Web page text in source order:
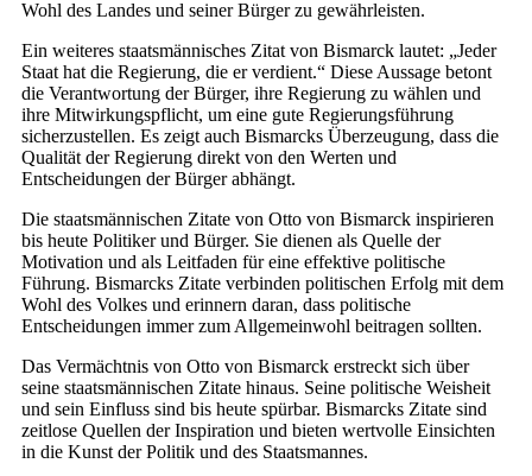
Wohl des Landes und seiner Bürger zu gewährleisten.
Ein weiteres staatsmännisches Zitat von Bismarck lautet: „Jeder
Staat hat die Regierung, die er verdient.“ Diese Aussage betont
die Verantwortung der Bürger, ihre Regierung zu wählen und
ihre Mitwirkungspflicht, um eine gute Regierungsführung
sicherzustellen. Es zeigt auch Bismarcks Überzeugung, dass die
Qualität der Regierung direkt von den Werten und
Entscheidungen der Bürger abhängt.
Die staatsmännischen Zitate von Otto von Bismarck inspirieren
bis heute Politiker und Bürger. Sie dienen als Quelle der
Motivation und als Leitfaden für eine effektive politische
Führung. Bismarcks Zitate verbinden politischen Erfolg mit dem
Wohl des Volkes und erinnern daran, dass politische
Entscheidungen immer zum Allgemeinwohl beitragen sollten.
Das Vermächtnis von Otto von Bismarck erstreckt sich über
seine staatsmännischen Zitate hinaus. Seine politische Weisheit
und sein Einfluss sind bis heute spürbar. Bismarcks Zitate sind
zeitlose Quellen der Inspiration und bieten wertvolle Einsichten
in die Kunst der Politik und des Staatsmannes.